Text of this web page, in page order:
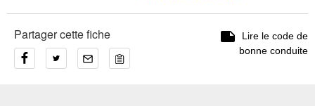
Partager cette fiche 
Lire le code de
bonne conduite